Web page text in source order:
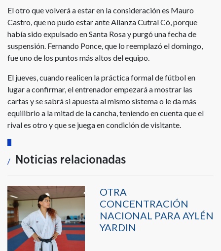
El otro que volverá a estar en la consideración es Mauro
Castro, que no pudo estar ante Alianza Cutral Có, porque
había sido expulsado en Santa Rosa y purgó una fecha de
suspensión. Fernando Ponce, que lo reemplazó el domingo,
fue uno de los puntos más altos del equipo.
El jueves, cuando realicen la práctica formal de fútbol en
lugar a confirmar, el entrenador empezará a mostrar las
cartas y se sabrá si apuesta al mismo sistema o le da más
equilibrio a la mitad de la cancha, teniendo en cuenta que el
rival es otro y que se juega en condición de visitante.
Noticias relacionadas
OTRA
CONCENTRACIÓN
NACIONAL PARA AYLÉN
YARDIN